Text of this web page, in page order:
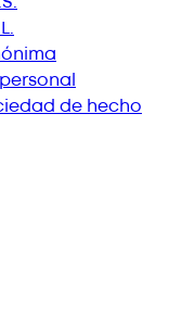
de hecho